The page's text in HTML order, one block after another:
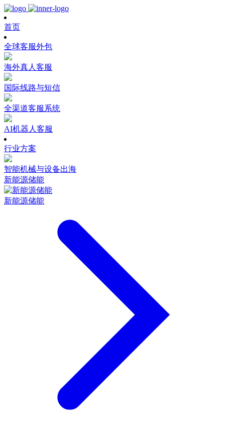
首页
全球客服外包
海外真人客服
国际线路与短信
全渠道客服系统
AI机器人客服
行业方案
智能机械与设备出海
新能源储能
新能源储能